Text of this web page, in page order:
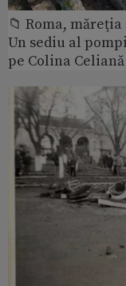
📁 Roma,
Un sediu al
pe Colina Celiană